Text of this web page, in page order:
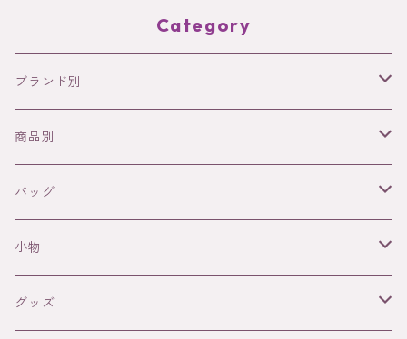
Category
ブランド別
NODIE’S
SANABAY PARIS
WAEKURA
FRANCINE BRAMLI PARIS
商品別
バッグ
革バッグ
ラフィアバッグ
アクセサリー
ネックレス
ファッションアイテム
バッグ
革バッグ（Nodie's)
ラフィアバッグ(SANABAY PARIS)
小物
革小物（Nodie's)
グッズ